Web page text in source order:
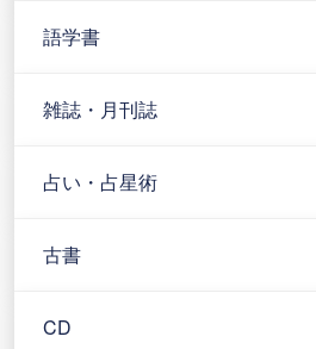
語学書
雑誌・月刊誌
占い・占星術
古書
CD